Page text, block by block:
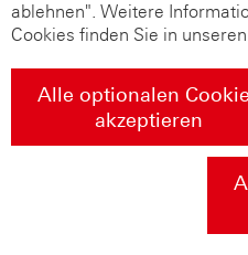
ablehnen". Weitere
Cookies finden Sie in unseren
Alle optionalen
akzeptieren